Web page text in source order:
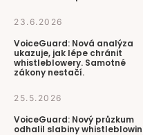
23.6.2026
VoiceGuard: Nová analýza
ukazuje, jak lépe chránit
whistleblowery. Samotné
zákony nestačí.
25.5.2026
VoiceGuard: Nový průzkum
odhalil slabiny